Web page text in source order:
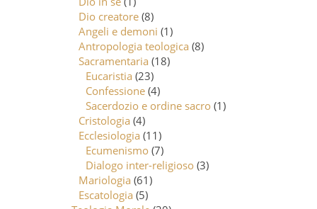
Dio creatore (8)
Angeli e demoni (1)
Antropologia teologica (8)
Sacramentaria (18)
Eucaristia (23)
Confessione (4)
Sacerdozio e ordine sacro (1)
Cristologia (4)
Ecclesiologia (11)
Ecumenismo (7)
Dialogo inter-religioso (3)
Mariologia (61)
Escatologia (5)